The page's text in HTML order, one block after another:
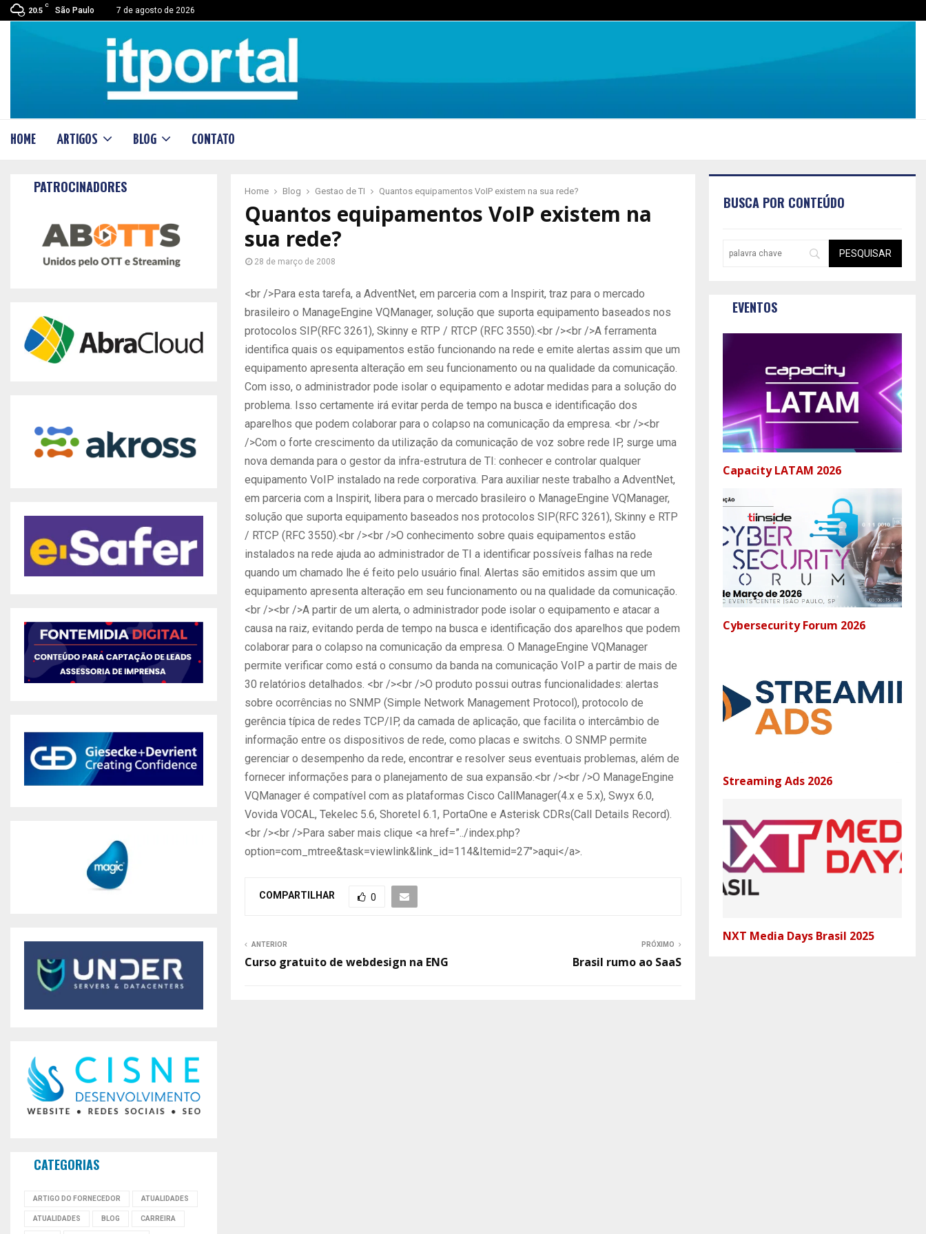
20.5
C
São Paulo 7 de agosto de 2026
HOME ARTIGOS BLOG CONTATO
Home Blog Gestao de TI Quantos equipamentos VoIP existem na sua rede?
Quantos equipamentos VoIP existem na
sua rede?
28 de março de 2008
<br />Para esta tarefa, a AdventNet, em parceria com a Inspirit, traz para o mercado
brasileiro o ManageEngine VQManager, solução que suporta equipamento baseados nos
protocolos SIP(RFC 3261), Skinny e RTP / RTCP (RFC 3550).<br /><br />A ferramenta
identifica quais os equipamentos estão funcionando na rede e emite alertas assim que um
equipamento apresenta alteração em seu funcionamento ou na qualidade da comunicação.
Com isso, o administrador pode isolar o equipamento e adotar medidas para a solução do
problema. Isso certamente irá evitar perda de tempo na busca e identificação dos
aparelhos que podem colaborar para o colapso na comunicação da empresa. <br /><br
/>Com o forte crescimento da utilização da comunicação de voz sobre rede IP, surge uma
nova demanda para o gestor da infra-estrutura de TI: conhecer e controlar qualquer
equipamento VoIP instalado na rede corporativa. Para auxiliar neste trabalho a AdventNet,
em parceria com a Inspirit, libera para o mercado brasileiro o ManageEngine VQManager,
solução que suporta equipamento baseados nos protocolos SIP(RFC 3261), Skinny e RTP
/ RTCP (RFC 3550).<br /><br />O conhecimento sobre quais equipamentos estão
instalados na rede ajuda ao administrador de TI a identificar possíveis falhas na rede
quando um chamado lhe é feito pelo usuário final. Alertas são emitidos assim que um
equipamento apresenta alteração em seu funcionamento ou na qualidade da comunicação.
<br /><br />A partir de um alerta, o administrador pode isolar o equipamento e atacar a
causa na raiz, evitando perda de tempo na busca e identificação dos aparelhos que podem
colaborar para o colapso na comunicação da empresa. O ManageEngine VQManager
permite verificar como está o consumo da banda na comunicação VoIP a partir de mais de
30 relatórios detalhados. <br /><br />O produto possui outras funcionalidades: alertas
sobre ocorrências no SNMP (Simple Network Management Protocol), protocolo de
gerência típica de redes TCP/IP, da camada de aplicação, que facilita o intercâmbio de
informação entre os dispositivos de rede, como placas e switchs. O SNMP permite
gerenciar o desempenho da rede, encontrar e resolver seus eventuais problemas, além de
fornecer informações para o planejamento de sua expansão.<br /><br />O ManageEngine
VQManager é compatível com as plataformas Cisco CallManager(4.x e 5.x), Swyx 6.0,
Vovida VOCAL, Tekelec 5.6, Shoretel 6.1, PortaOne e Asterisk CDRs(Call Details Record).
<br /><br />Para saber mais clique <a href=”../index.php?
option=com_mtree&task=viewlink&link_id=114&Itemid=27″>aqui</a>.
COMPARTILHAR 0
ANTERIOR
Curso gratuito de webdesign na ENG
PRÓXIMO
Brasil rumo ao SaaS
PATROCINADORES
CATEGORIAS
ARTIGO DO FORNECEDOR ATUALIDADES
ATUALIDADES BLOG CARREIRA
BUSCA POR CONTEÚDO
EVENTOS
Capacity LATAM 2026
Cybersecurity Forum 2026
Streaming Ads 2026
NXT Media Days Brasil 2025